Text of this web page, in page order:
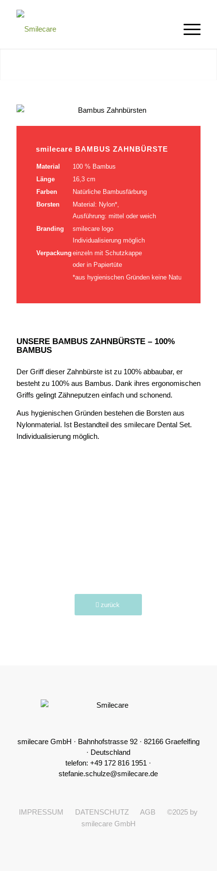
smilecare BAMBUS ZAHNBÜRSTE
Material
100 % Bambus
Länge
16,3 cm
Farben
Natürliche Bambusfärbung
Borsten
Material: Nylon*,
Ausführung: mittel oder weich
Branding
smilecare logo
Individualisierung möglich
Verpackung einzeln mit Schutzkappe
oder in Papiertüte
*aus hygienischen Gründen keine Naturborsten
UNSERE BAMBUS ZAHNBÜRSTE – 100%
BAMBUS
Der Griff dieser Zahnbürste ist zu 100% abbaubar, er
besteht zu 100% aus Bambus. Dank ihres ergonomischen
Griffs gelingt Zähneputzen einfach und schonend.
Aus hygienischen Gründen bestehen die Borsten aus
Nylonmaterial. Ist Bestandteil des smilecare Dental Set.
Individualisierung möglich.
zurück
smilecare GmbH · Bahnhofstrasse 92 · 82166 Graefelfing
· Deutschland
telefon: +49 172 816 1951 ·
stefanie.schulze@smilecare.de
IMPRESSUM DATENSCHUTZ AGB
©2025 by
smilecare GmbH